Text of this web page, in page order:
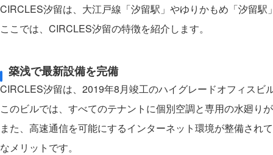
CIRCLES汐留は、大江戸線「汐留駅」やゆりかもめ「汐留
ここでは、CIRCLES汐留の特徴を紹介します。
築浅で最新設備を完備
CIRCLES汐留は、2019年8月竣工のハイグレードオフィスビ
このビルでは、すべてのテナントに個別空調と専用の水廻り
また、高速通信を可能にするインターネット環境が整備さ
なメリットです。